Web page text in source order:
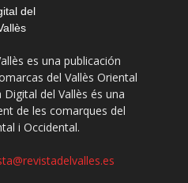
es una publicación
del Vallès Oriental
del Vallès és una
de les comarques del
i Occidental.